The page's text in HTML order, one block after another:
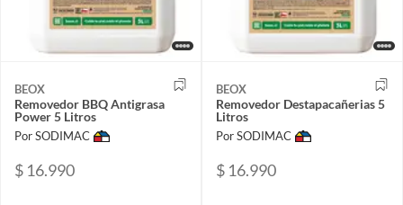
BEOX
Removedor BBQ Antigrasa
Power 5 Litros
Por SODIMAC
$ 16.990
BEOX
Removedor Destapacañerias 5
Litros
Por SODIMAC
$ 16.990